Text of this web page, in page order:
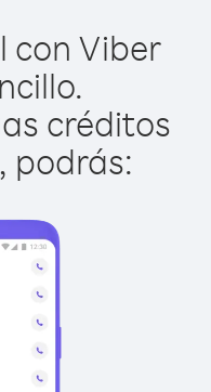
con Viber
créditos
podrás: